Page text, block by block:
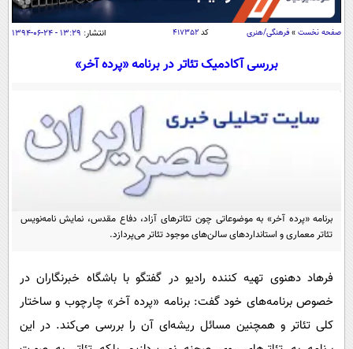
اقتصاد
اقتصادی
جامعه
حوادث
یک برش دانایی
سفر و تفریح
بین الملل
علم و دانش
علمی
گوناگون
باشگاه مغز
مجله تصویری سلاح
ورزش
سیاست
عصر ایران 2
خواندنی ها و دیدنی ها
داستان کوتاه
آموزش زبان
صفحه نخست » فرهنگی/هنری کد۴۱۷۳۵۲ انتشار: ۱۳:۲۹ - ۲۴-۰۶-۱۳۹۴
بررسی آکادمیک تئاتر در برنامه «پرده آخر»
برنامه «پرده آخر» به موضوعاتی چون تئاترهای آزاد، دفاع مقدس،‌ نمایش نامه‌نویس
تئاتر معماری و استانداردهای سالن‌های موجود تئاتر می‌پردازد.
فرهاد دهنوی تهیه کننده رادیو در گفتگو با باشگاه خبرنگاران در
خصوص برنامه‌های خود گفت: برنامه «پرده آخر» چارچوب و ساختار
کلی تئاتر و همچنین مسائل ریشه‌ای آن را بررسی می‌کند. در این